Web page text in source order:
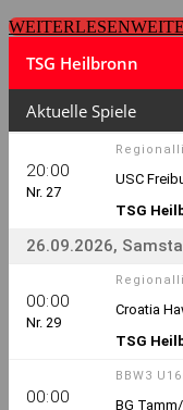
WEITERLESEN